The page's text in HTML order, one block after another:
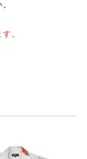
。